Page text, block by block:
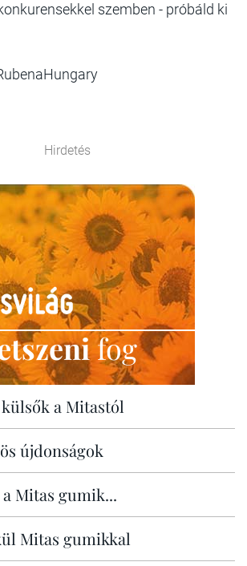
szemben - próbáld ki
Hirdetés
fog
a Mitastól
újdonságok
Mitas gumik...
Mitas gumikkal